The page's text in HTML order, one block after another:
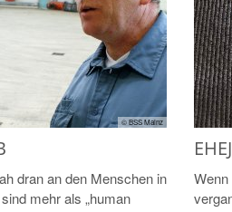
© BSS Mainz
dran an den Menschen in
mehr als „human